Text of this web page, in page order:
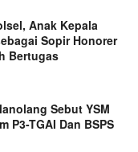
Anak Kepala
Sopir Honorer
Bertugas
Sebut YSM
P3-TGAI Dan BSPS